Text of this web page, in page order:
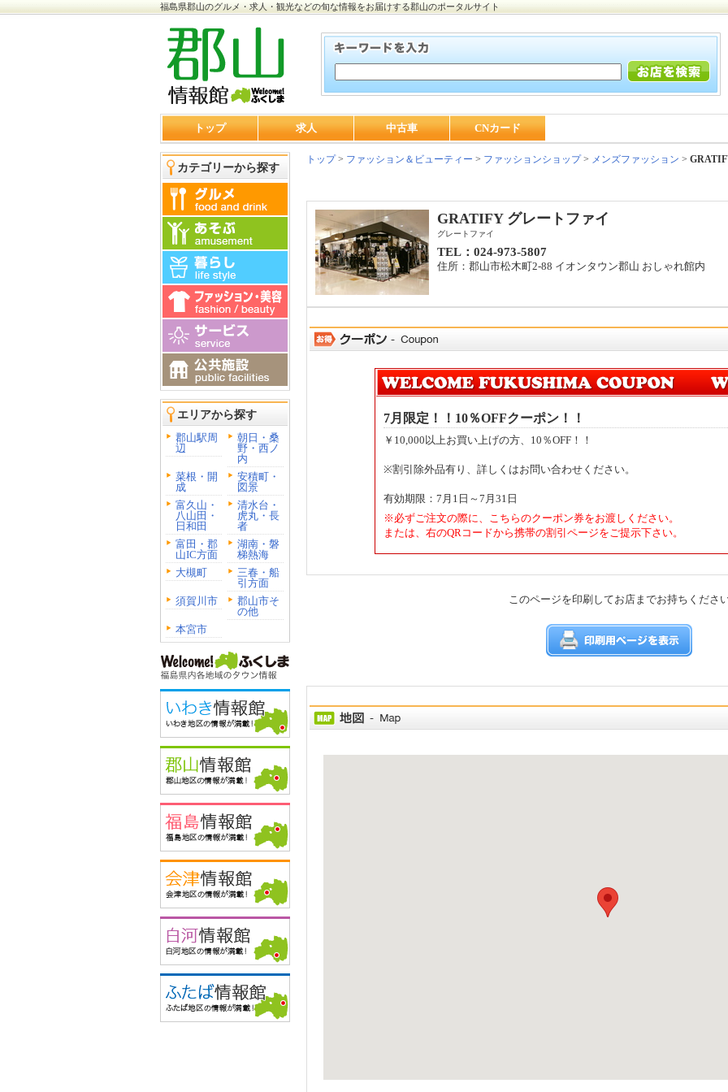
福島県郡山のグルメ・求人・観光などの旬な情報をお届けする郡山のポータルサイト
トップ 求人 中古車 CNカード
カテゴリーから探す
エリアから探す
郡山駅周
辺
朝日・桑
野・西ノ
内
菜根・開
成
安積町・
図景
富久山・
八山田・
日和田
清水台・
虎丸・長
者
富田・郡
山IC方面
湖南・磐
梯熱海
大槻町
三春・船
引方面
須賀川市
郡山市そ
の他
本宮市
トップ> ファッション＆ビューティー > ファッションショップ> メンズファッション >
GRATIFY グレートファイ
グレートファイ
TEL：024-973-5807
住所：郡山市松木町2-88 イオンタウン郡山 おしゃれ館内
7月限定！！10％OFFクーポン！！
￥10,000以上お買い上げの方、10％OFF！！
※割引除外品有り、詳しくはお問い合わせください。
有効期限：7月1日～7月31日
※必ずご注文の際に、こちらのクーポン券をお渡しください。
または、右のQRコードから携帯の割引ページをご提示下さい。
このページを印刷してお店までお持ちくださ